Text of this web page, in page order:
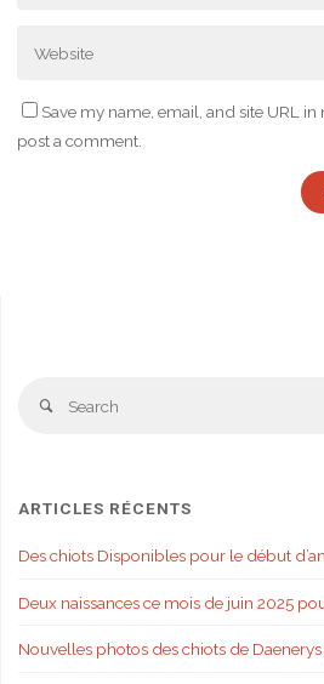
Save my name, email, and site URL
post a comment.
Search
ARTICLES RÉCENTS
Des chiots Disponibles pour le début
Deux naissances ce mois de juin 2025
Nouvelles photos des chiots de